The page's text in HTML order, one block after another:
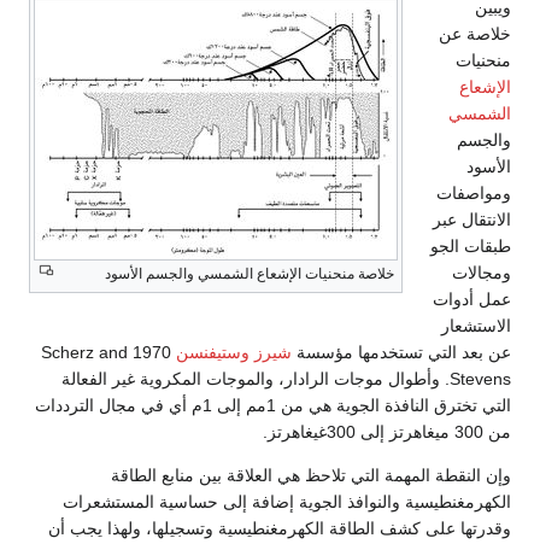
خلاصة منحنيات الإشعاع الشمسي والجسم الأسود
ويبين
خلاصة عن
منحنيات
الإشعاع
الشمسي
والجسم
الأسود
ومواصفات
الانتقال عبر
طبقات الجو
ومجالات
عمل أدوات
الاستشعار
عن بعد التي تستخدمها مؤسسة شيرز وستيفنسن
1970 Scherz and
Stevens. وأطوال موجات الرادار، والموجات المكروية غير الفعالة
التي تخترق النافذة الجوية هي من 1مم إلى 1م أي في مجال الترددات
من 300 ميغاهرتز إلى 300غيغاهرتز.
وإن النقطة المهمة التي تلاحظ هي العلاقة بين منابع الطاقة
الكهرمغنطيسية والنوافذ الجوية إضافة إلى حساسية المستشعرات
وقدرتها على كشف الطاقة الكهرمغنطيسية وتسجيلها، ولهذا يجب أن